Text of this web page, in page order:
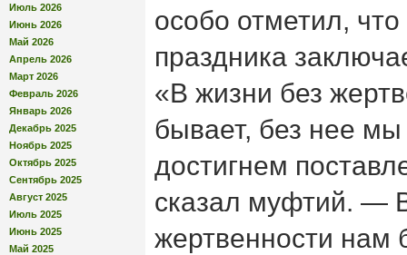
Июль 2026
Июнь 2026
Май 2026
Апрель 2026
Март 2026
Февраль 2026
Январь 2026
Декабрь 2025
Ноябрь 2025
Октябрь 2025
Сентябрь 2025
Август 2025
Июль 2025
Июнь 2025
Май 2025
особо отметил,
праздника
«В жизни без
бывает, без нее мы
достигнем
сказал муфтий. —
жертвенности нам